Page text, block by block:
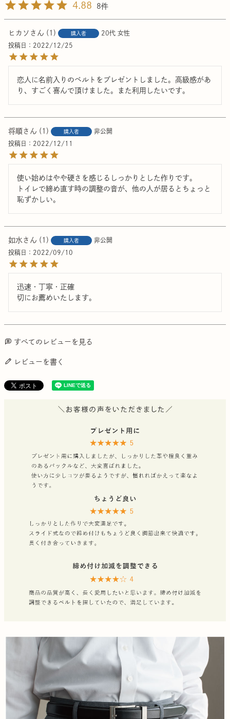
4.88 8
ヒカソ 1 購入者 20代 女性
投稿日
2022/12/25
恋人に名前入りのベルトをプレゼントしました。高級感があ
り、すごく喜んで頂けました。また利用したいです。
将順 1 購入者
非公開
投稿日
2022/12/11
使い始めはやや硬さを感じるしっかりとした作りです。
トイレで締め直す時の調整の音が、他の人が居るとちょっと
恥ずかしい。
如水 1 購入者
非公開
投稿日
2022/09/10
迅速・丁寧・正確
切にお薦めいたします。
すべてのレビューを見る
レビューを書く